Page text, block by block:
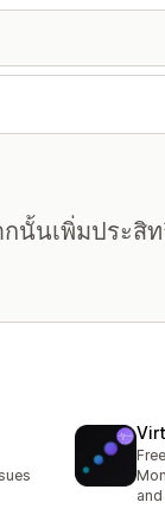
นั้นเพิ่มประสิ